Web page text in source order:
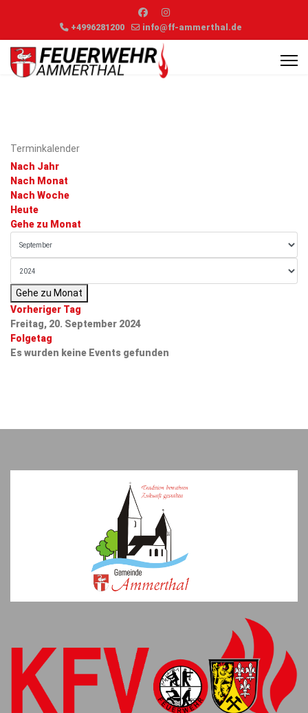
+4996281200 info@ff-ammerthal.de
Terminkalender
Nach Jahr
Nach Monat
Nach Woche
Heute
Gehe zu Monat
Gehe zu Monat
Vorheriger Tag
Freitag, 20. September 2024
Folgetag
Es wurden keine Events gefunden